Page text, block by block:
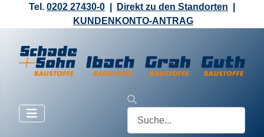
Tel. 0202 27430-0 Direkt zu den Standorten
KUNDENKONTO-ANTRAG